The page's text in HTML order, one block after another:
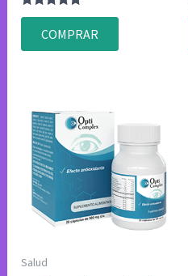
Valorado
4.80
de 5
COMPRAR
Salud